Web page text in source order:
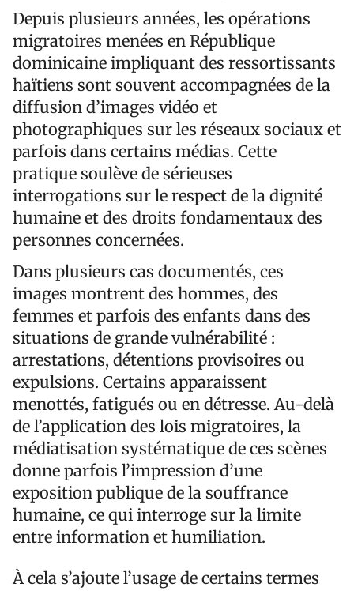
Depuis plusieurs années, les opérations
migratoires menées en République
dominicaine impliquant des ressortissants
haïtiens sont souvent accompagnées de la
diffusion d’images vidéo et
photographiques sur les réseaux sociaux et
parfois dans certains médias. Cette
pratique soulève de sérieuses
interrogations sur le respect de la dignité
humaine et des droits fondamentaux des
personnes concernées.
Dans plusieurs cas documentés, ces
images montrent des hommes, des
femmes et parfois des enfants dans des
situations de grande vulnérabilité :
arrestations, détentions provisoires ou
expulsions. Certains apparaissent
menottés, fatigués ou en détresse. Au-delà
de l’application des lois migratoires, la
médiatisation systématique de ces scènes
donne parfois l’impression d’une
exposition publique de la souffrance
humaine, ce qui interroge sur la limite
entre information et humiliation.
À cela s’ajoute l’usage de certains termes